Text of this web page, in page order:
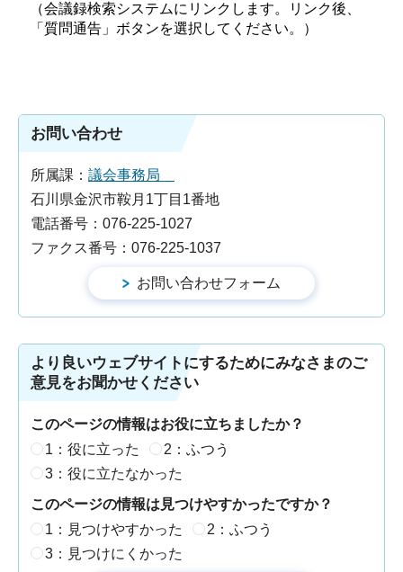
（会議録検索システムにリンクします。リンク後、
「質問通告」ボタンを選択してください。）
お問い合わせ
所属課： 議会事務局
石川県金沢市鞍月1丁目1番地
電話番号：076-225-1027
ファクス番号：076-225-1037
より良いウェブサイトにするためにみなさまのご
意見をお聞かせください
このページの情報はお役に立ちましたか？
1：役に立った
2：ふつう
3：役に立たなかった
このページの情報は見つけやすかったですか？
1：見つけやすかった
2：ふつう
3：見つけにくかった